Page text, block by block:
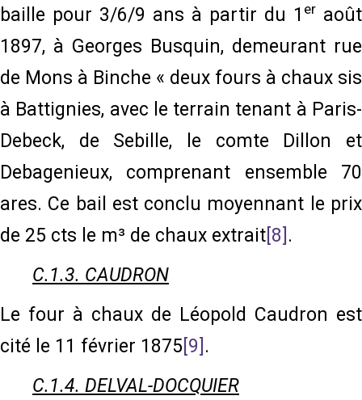
baille pour 3/6/9 ans à partir du 1 er août
1897, à Georges Busquin, demeurant rue
de Mons à Binche « deux fours à chaux sis
à Battignies, avec le terrain tenant à Paris-
Debeck, de Sebille, le comte Dillon et
Debagenieux, comprenant ensemble 70
ares. Ce bail est conclu moyennant le prix
de 25 cts le m³ de chaux extrait [8] .
C.1.3. CAUDRON
Le four à chaux de Léopold Caudron est
cité le 11 février 1875 [9] .
C.1.4. DELVAL-DOCQUIER